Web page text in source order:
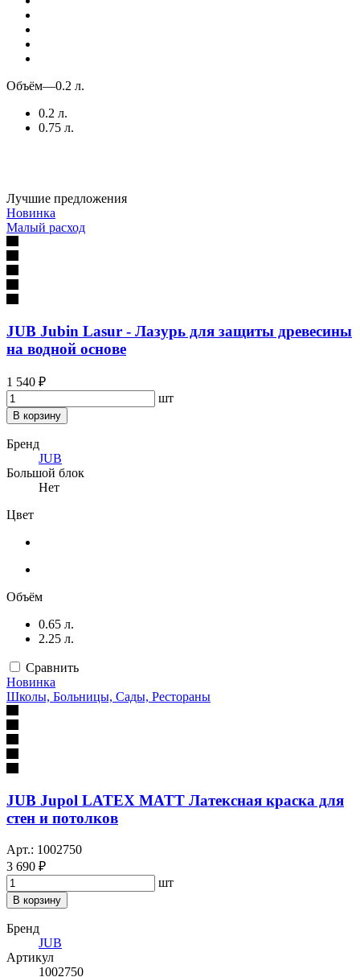
Объём—0.2 л.
0.2 л.
0.75 л.
Лучшие предложения
Новинка
Малый расход
JUB Jubin Lasur - Лазурь для защиты древесины
на водной основе
1 540 ₽
шт
В корзину
Бренд
JUB
Большой блок
Нет
Цвет
Объём
0.65 л.
2.25 л.
Сравнить
Новинка
Школы, Больницы, Сады, Рестораны
JUB Jupol LATEX MATT Латексная краска для
стен и потолков
Арт.: 1002750
3 690 ₽
шт
В корзину
Бренд
JUB
Артикул
1002750